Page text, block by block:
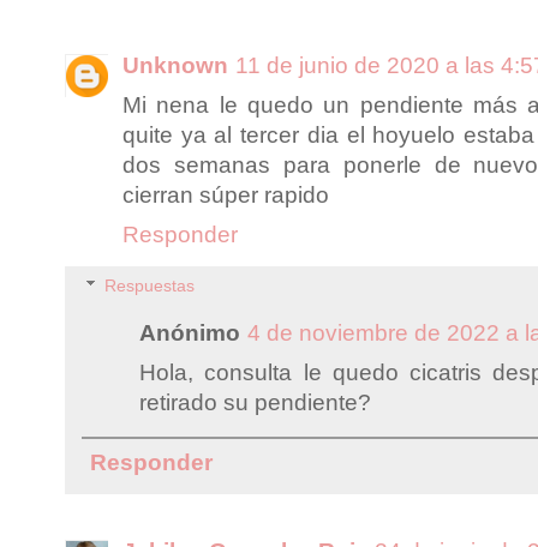
Unknown 11 de junio de 2020 a las
Mi nena le quedo un pendiente más
quite ya al tercer dia el hoyuelo
dos semanas para ponerle de
cierran súper rapido
Responder
Respuestas
Anónimo 4 de noviembre de 2022 a
Hola, consulta le quedo cicatris
retirado su pendiente?
Responder